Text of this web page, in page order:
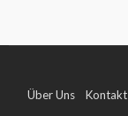
Über Uns Kontakt